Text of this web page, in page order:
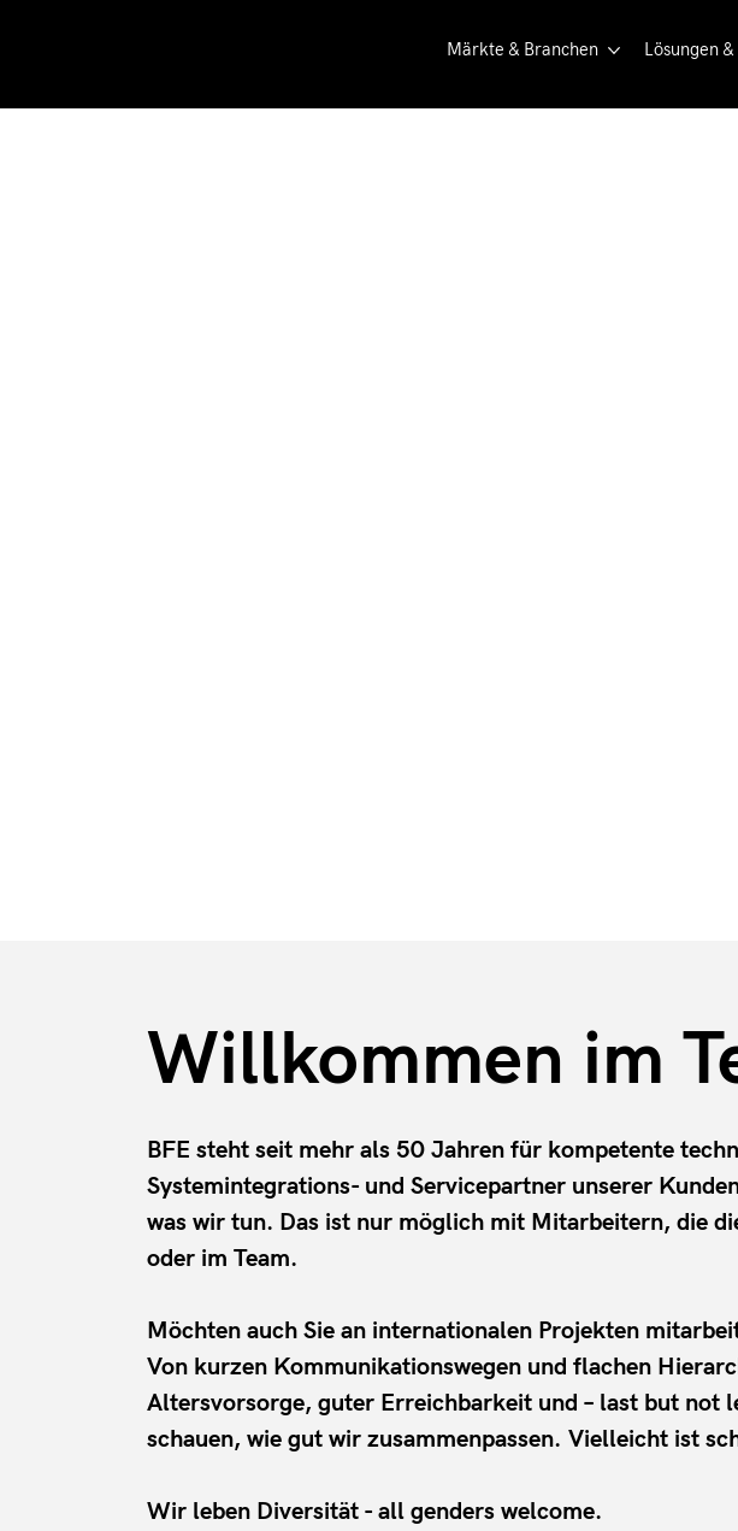
Märkte & Branchen Lösungen
Willkommen im
BFE steht seit mehr als 50 Jahren für kompetente
Systemintegrations- und Servicepartner unserer
was wir tun. Das ist nur möglich mit Mitarbeitern, die
oder im Team.
Möchten auch Sie an internationalen Projekten
Von kurzen Kommunikationswegen und flachen
Altersvorsorge, guter Erreichbarkeit und – last but not
schauen, wie gut wir zusammenpassen. Vielleicht ist
Wir leben Diversität - all genders welcome.